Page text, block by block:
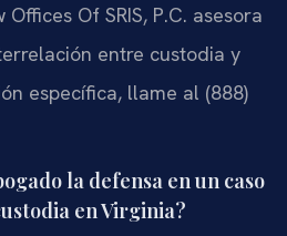
Of SRIS, P.C. asesora
entre custodia y
específica, llame al (888)
la defensa en un caso
en Virginia?